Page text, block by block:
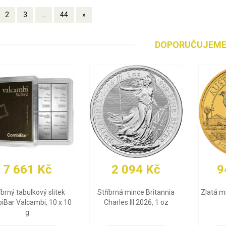
2 3 ... 44 »
DOPORUČUJEME
423 Kč
mince Britannia
III 2026, 1 oz
30 483 Kč
Zlatý slitek Valcambi 10 g
Zlatá